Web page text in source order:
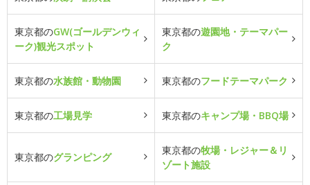
東京都のGW(ゴールデンウィ
ーク)観光スポット
東京都の遊園地・テーマパー
ク
東京都の水族館・動物園 東京都のフードテーマパーク
東京都の工場見学 東京都のキャンプ場・BBQ場
東京都のグランピング
東京都の牧場・レジャー＆リ
ゾート施設